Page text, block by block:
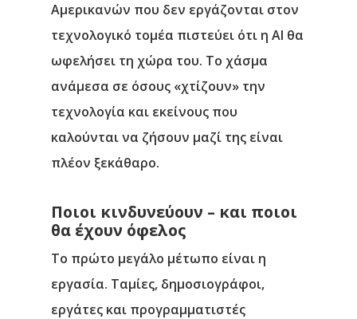
Αμερικανών που δεν εργάζονται στον
τεχνολογικό τομέα πιστεύει ότι η ΑΙ θα
ωφελήσει τη χώρα του. Το χάσμα
ανάμεσα σε όσους «χτίζουν» την
τεχνολογία και εκείνους που
καλούνται να ζήσουν μαζί της είναι
πλέον ξεκάθαρο.
Ποιοι κινδυνεύουν – και ποιοι
θα έχουν όφελος
Το πρώτο μεγάλο μέτωπο είναι η
εργασία. Ταμίες, δημοσιογράφοι,
εργάτες και προγραμματιστές